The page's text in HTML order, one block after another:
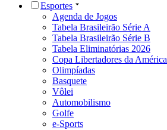
Esportes
Agenda de Jogos
Tabela Brasileirão Série A
Tabela Brasileirão Série B
Tabela Eliminatórias 2026
Copa Libertadores da América
Olimpíadas
Basquete
Vôlei
Automobilismo
Golfe
e-Sports